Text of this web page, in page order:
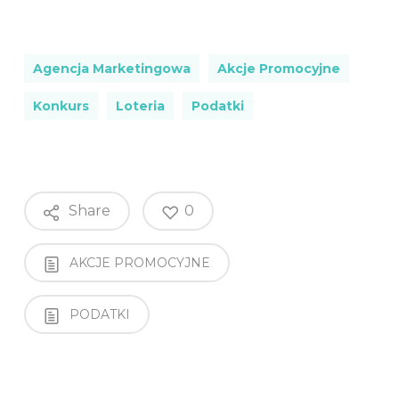
Agencja Marketingowa Akcje Promocyjne
Konkurs Loteria Podatki
Share 0
AKCJE PROMOCYJNE
PODATKI